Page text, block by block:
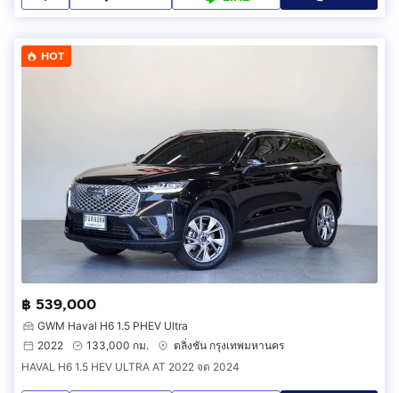
HOT
฿ 539,000
GWM Haval H6 1.5 PHEV Ultra
2022
133,000 กม.
ตลิ่งชัน กรุงเทพมหานคร
HAVAL H6 1.5 HEV ULTRA AT 2022 จด 2024